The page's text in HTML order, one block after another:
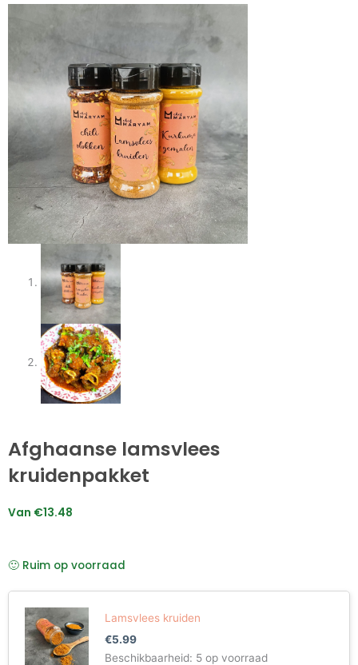
Afghaanse lamsvlees
kruidenpakket
Van €13.48
🙂 Ruim op voorraad
Lamsvlees kruiden
€5.99
Beschikbaarheid: 5 op voorraad
lamsvlees
kruidenpakket
aantal